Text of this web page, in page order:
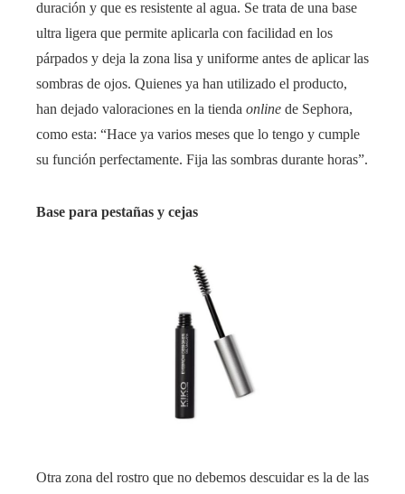
duración y que es resistente al agua. Se trata de una base
ultra ligera que permite aplicarla con facilidad en los
párpados y deja la zona lisa y uniforme antes de aplicar las
sombras de ojos. Quienes ya han utilizado el producto,
han dejado valoraciones en la tienda online de Sephora,
como esta: “Hace ya varios meses que lo tengo y cumple
su función perfectamente. Fija las sombras durante horas”.
Base para pestañas y cejas
Otra zona del rostro que no debemos descuidar es la de las